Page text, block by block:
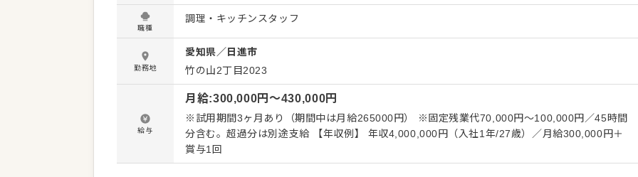
の扱い方に慣れていきながら、少しずつ調理にもチャレンジしていただきます。 慣れてきた
ら、とんかつやハンバーグなどの調理工程にもステップアップ。火入れや揚げの技術など、専
門的なスキルも一から身につけていけます。マニュアルだけに頼るのではなく、先輩が近くで
実際に見せながら教えていくため、未経験でも着実に成長できる環境です。 また、スタッフ同
士の距離が近く、分からないことはすぐに相談できる雰囲気も魅力のひとつ。未経験からスタ
ートしたメンバーも多く、つまずきやすいポイントも理解しているので、しっかりフォローし
ます◎ さらに、経験や意欲に応じてメニューづくりや店舗づくりに関わるチャンスもあり、
「料理を仕事にする楽しさ」を実感できる環境です！ ゆくゆくは調理の中心メンバーとして活
躍することも可能です。
職種
調理・キッチンスタッフ
勤務地
愛知県／ 日進市
竹の山2丁目2023
給与
月給:300,000円〜430,000円
※試用期間3ヶ月あり（期間中は月給265000円） ※固定残業代70,000円～100,000円／45時間
分含む。超過分は別途支給 【年収例】 年収4,000,000円（入社1年/27歳）／月給300,000円＋
賞与1回